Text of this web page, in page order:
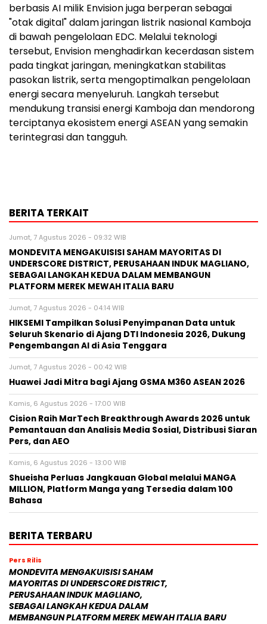
berbasis AI milik Envision juga berperan sebagai
"otak digital" dalam jaringan listrik nasional Kamboja
di bawah pengelolaan EDC. Melalui teknologi
tersebut, Envision menghadirkan kecerdasan sistem
pada tingkat jaringan, meningkatkan stabilitas
pasokan listrik, serta mengoptimalkan pengelolaan
energi secara menyeluruh. Langkah tersebut
mendukung transisi energi Kamboja dan mendorong
terciptanya ekosistem energi ASEAN yang semakin
terintegrasi dan tangguh.
BERITA TERKAIT
Jumat, 7 Agustus 2026 - 09:32 WIB
MONDEVITA MENGAKUISISI SAHAM MAYORITAS DI
UNDERSCORE DISTRICT, PERUSAHAAN INDUK MAGLIANO,
SEBAGAI LANGKAH KEDUA DALAM MEMBANGUN
PLATFORM MEREK MEWAH ITALIA BARU
Jumat, 7 Agustus 2026 - 04:14 WIB
HIKSEMI Tampilkan Solusi Penyimpanan Data untuk
Seluruh Skenario di Ajang DTI Indonesia 2026, Dukung
Pengembangan AI di Asia Tenggara
Jumat, 7 Agustus 2026 - 00:42 WIB
Huawei Jadi Mitra bagi Ajang GSMA M360 ASEAN 2026
Kamis, 6 Agustus 2026 - 17:00 WIB
Cision Raih MarTech Breakthrough Awards 2026 untuk
Pemantauan dan Analisis Media Sosial, Distribusi Siaran
Pers, dan AEO
Kamis, 6 Agustus 2026 - 13:00 WIB
Shueisha Perluas Jangkauan Global melalui MANGA
MILLION, Platform Manga yang Tersedia dalam 100
Bahasa
BERITA TERBARU
Pers Rilis
MONDEVITA MENGAKUISISI SAHAM
MAYORITAS DI UNDERSCORE DISTRICT,
PERUSAHAAN INDUK MAGLIANO,
SEBAGAI LANGKAH KEDUA DALAM
MEMBANGUN PLATFORM MEREK MEWAH ITALIA BARU